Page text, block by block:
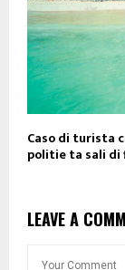
Caso di turista
politie ta sali di
LEAVE A